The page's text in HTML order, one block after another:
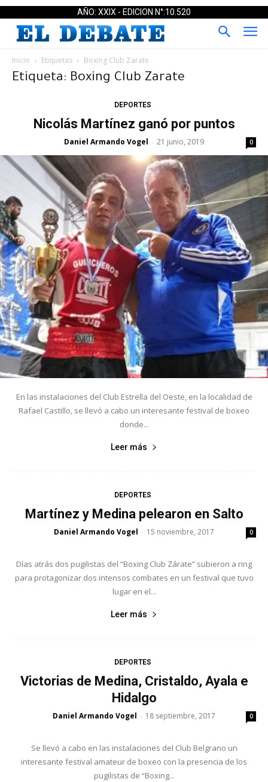
AÑO: XXIX - EDICION N°:10.520
Inicio Etiquetas Boxing Club Zarate
Etiqueta: Boxing Club Zarate
DEPORTES
Nicolás Martínez ganó por puntos
Daniel Armando Vogel - 21 junio, 2019 0
En las instalaciones del Club Estrella del Oeste, en la localidad de
Rafael Castillo, se llevó a cabo un interesante festival de boxeo
donde...
Leer más
DEPORTES
Martínez y Medina pelearon en Salto
Daniel Armando Vogel - 15 noviembre, 2017 0
Días atrás dos pugilistas del “Boxing Club Zárate” subieron a ring
para protagonizar dos intensos combates en un festival que tuvo
lugar en el...
Leer más
DEPORTES
Victorias de Medina, Cristaldo, Ayala e
Hidalgo
Daniel Armando Vogel - 18 septiembre, 2017 0
Se llevó a cabo en las instalaciones del Club Belgrano un
interesante festival amateur de boxeo con la presencia de los
pugilistas de “Boxing...